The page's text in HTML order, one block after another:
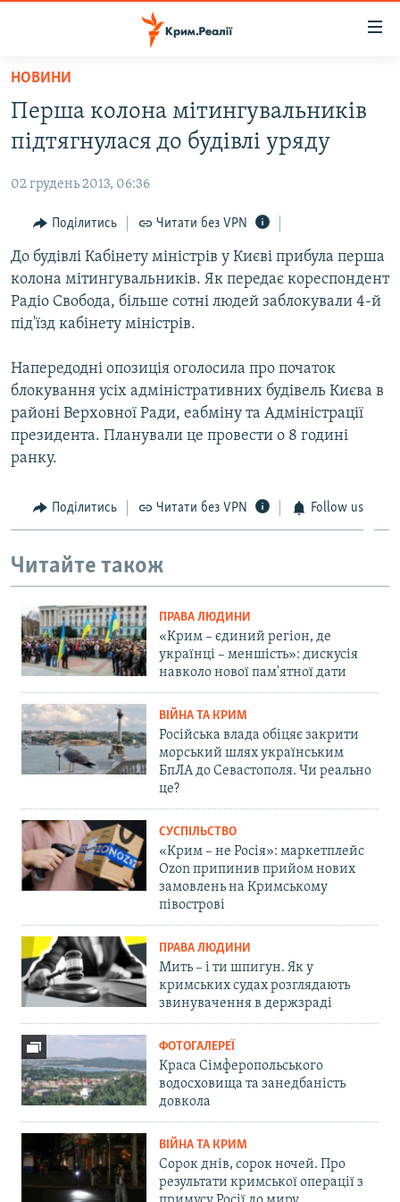
Перейти
основного
матеріалу
до
навігації
Перейти
до
пошуку
ВОДА.КРИМ
ВІДЕО ТА ФОТО
ПОЛІТИКА
БЛОГИ
ПОГЛЯД
ІНТЕРВ'Ю
ВСЕ ЗА ДЕНЬ
ДЕПОРТАЦІЯ
ВІДЕОУРОКИ «ELIFBE»
ІНФОГРАФІКА
ЯК ОБІЙТИ БЛОКУВАННЯ
Русский
Qırımtatar
ДОЛУЧАЙСЯ!
НОВИНИ
Перша колона мітингувальників
підтягнулася до будівлі уряду
02 грудень 2013, 06:36
Поділитись Читати без VPN
До будівлі Кабінету міністрів у Києві прибула перша
колона мітингувальників. Як передає кореспондент
Радіо Свобода, більше сотні людей заблокували 4-й
під'їзд кабінету міністрів.
Напередодні опозиція оголосила про початок
блокування усіх адміністративних будівель Києва в
районі Верховної Ради, еабміну та Адміністрації
президента. Планували це провести о 8 годині
ранку.
Поділитись Читати без VPN Follow us
Читайте також
ПРАВА ЛЮДИНИ
«Крим – єдиний регіон, де
українці – меншість»: дискусія
навколо нової пам'ятної дати
ВІЙНА ТА КРИМ
Російська влада обіцяє закрити
морський шлях українським
БпЛА до Севастополя. Чи реально
це?
СУСПІЛЬСТВО
«Крим – не Росія»: маркетплейс
Ozon припинив прийом нових
замовлень на Кримському
півострові
ПРАВА ЛЮДИНИ
Мить – і ти шпигун. Як у
кримських судах розглядають
звинувачення в держзраді
ФОТОГАЛЕРЕЇ
Краса Сімферопольського
водосховища та занедбаність
довкола
ВІЙНА ТА КРИМ
Сорок днів, сорок ночей. Про
результати кримської операції з